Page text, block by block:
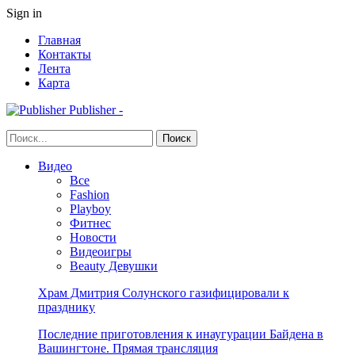
Sign in
Главная
Контакты
Лента
Карта
Publisher -
Видео
Все
Fashion
Playboy
Фитнес
Новости
Видеоигры
Beauty Девушки
Храм Дмитрия Солунского газифицировали к
празднику
Последние приготовления к инаугурации Байдена в
Вашингтоне. Прямая трансляция